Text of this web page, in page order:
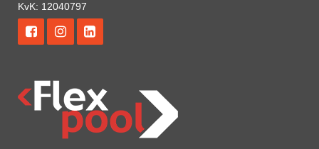
KvK: 12040797